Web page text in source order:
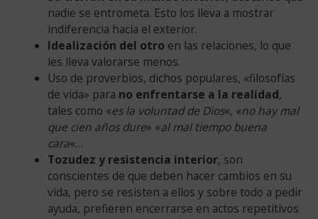
nadie se entrometa. Esto los lleva a mostrar
indiferencia hacia el exterior.
Idealización del otro en las relaciones, lo que
les lleva valorarse menos.
Uso de proverbios, dichos populares, «filosofías
de vida» para no enfrentarse a la realidad,
tales como «es la voluntad de Dios«, «no hay mal
que cien años dure» «al mal tiempo buena
cara«…
Tozudez y resistencia interior, son
conscientes de que deben hacer cambios en su
vida, pero se resisten a ellos y sobre todo a pedir
ayuda, prefieren encerrarse en actos repetitivos